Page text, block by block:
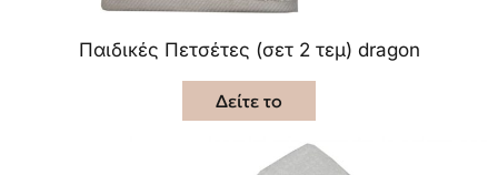
Παιδικές Πετσέτες (σετ 2 τεμ) dragon
Δείτε το